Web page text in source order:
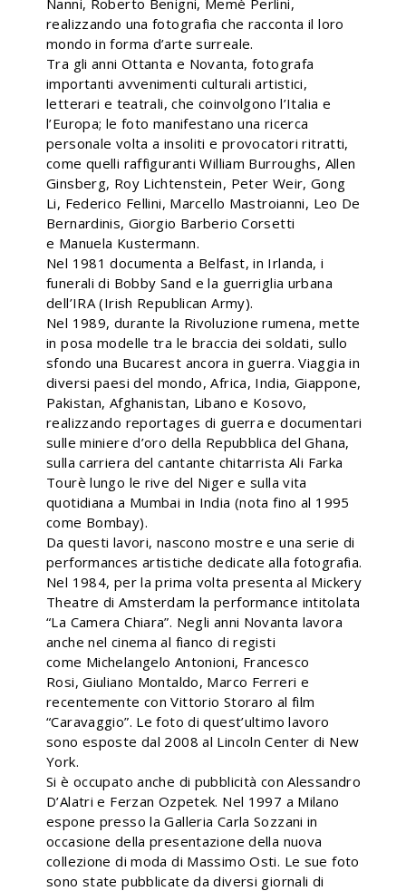
Nanni, Roberto Benigni, Memè Perlini,
realizzando una fotografia che racconta il loro
mondo in forma d’arte surreale.
Tra gli anni Ottanta e Novanta, fotografa
importanti avvenimenti culturali artistici,
letterari e teatrali, che coinvolgono l’Italia e
l’Europa; le foto manifestano una ricerca
personale volta a insoliti e provocatori ritratti,
come quelli raffiguranti William Burroughs, Allen
Ginsberg, Roy Lichtenstein, Peter Weir, Gong
Li, Federico Fellini, Marcello Mastroianni, Leo De
Bernardinis, Giorgio Barberio Corsetti
e Manuela Kustermann.
Nel 1981 documenta a Belfast, in Irlanda, i
funerali di Bobby Sand e la guerriglia urbana
dell’IRA (Irish Republican Army).
Nel 1989, durante la Rivoluzione rumena, mette
in posa modelle tra le braccia dei soldati, sullo
sfondo una Bucarest ancora in guerra. Viaggia in
diversi paesi del mondo, Africa, India, Giappone,
Pakistan, Afghanistan, Libano e Kosovo,
realizzando reportages di guerra e documentari
sulle miniere d’oro della Repubblica del Ghana,
sulla carriera del cantante chitarrista Ali Farka
Tourè lungo le rive del Niger e sulla vita
quotidiana a Mumbai in India (nota fino al 1995
come Bombay).
Da questi lavori, nascono mostre e una serie di
performances artistiche dedicate alla fotografia.
Nel 1984, per la prima volta presenta al Mickery
Theatre di Amsterdam la performance intitolata
“La Camera Chiara”. Negli anni Novanta lavora
anche nel cinema al fianco di registi
come Michelangelo Antonioni, Francesco
Rosi, Giuliano Montaldo, Marco Ferreri e
recentemente con Vittorio Storaro al film
“Caravaggio”. Le foto di quest’ultimo lavoro
sono esposte dal 2008 al Lincoln Center di New
York.
Si è occupato anche di pubblicità con Alessandro
D’Alatri e Ferzan Ozpetek. Nel 1997 a Milano
espone presso la Galleria Carla Sozzani in
occasione della presentazione della nuova
collezione di moda di Massimo Osti. Le sue foto
sono state pubblicate da diversi giornali di